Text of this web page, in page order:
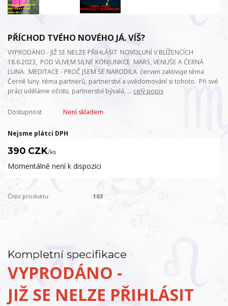
PŘÍCHOD TVÉHO NOVÉHO JÁ. VÍŠ?
VYPRODÁNO - JIŽ SE NELZE PŘIHLÁSIT NOVOLUNÍ V BLÍŽENCÍCH
18.6.2023, POD VLIVEM SILNÉ KONJUNKCE MARS, VENUŠE A ČERNÁ
LUNA. MEDITACE - PROČ JSEM SE NARODILA červen zaktivuje téma
Černé luny. téma partnerů, partnerství a uvědomování si tohoto. Při své
práci uděláme očistu, partnerství bývalá, ... celý popis
Dostupnost Není skladem
Nejsme plátci DPH
390 CZK/ks
Momentálně není k dispozici
Číslo produktu: 103
Kompletní specifikace
VYPRODÁNO -
JIŽ SE NELZE PŘIHLÁSIT